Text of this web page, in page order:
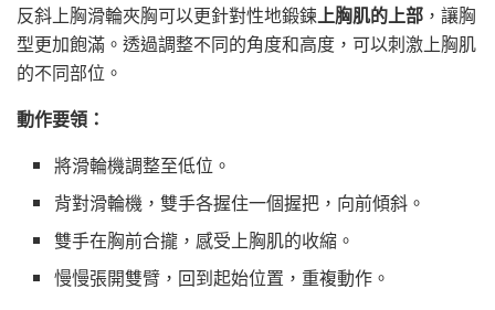
反斜上胸滑輪夾胸可以更針對性地鍛鍊上胸肌的上部 ，讓胸
型更加飽滿。透過調整不同的角度和高度，可以刺激上胸肌
的不同部位。
動作要領：
將滑輪機調整至低位。
背對滑輪機，雙手各握住一個握把，向前傾斜。
雙手在胸前合攏，感受上胸肌的收縮。
慢慢張開雙臂，回到起始位置，重複動作。